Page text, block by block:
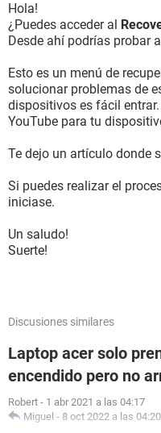
Hola!
¿Puedes acceder al
Desde ahí podrías probar
Esto es un menú de
solucionar problemas de
dispositivos es fácil
YouTube para tu
Te dejo un artículo donde
Si puedes realizar el
iniciase.
Un saludo!
Suerte!
Discusiones similares
Laptop acer solo
encendido pero no
Robert - 1 abr 2021 a las 04:17
Miguel - 8 oct 2022 a las 04:20